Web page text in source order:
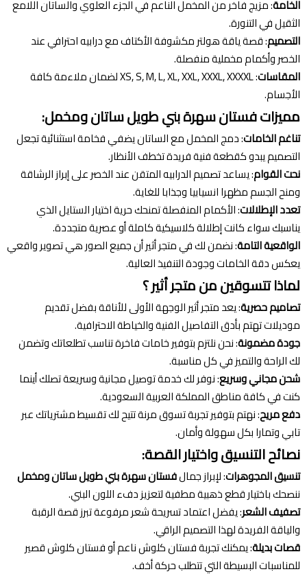
الخامة: مزيج فاخر من المخمل الناعم في الجزء العلوي والساتان اللامع
الثقيل في التنورة.
التصميم: قصة ياقة هولتر مكشوفة الأكتاف مع درابيه احترافي عند
الخصر وأكمام مخملية منفصلة.
المقاسات
: XS, S, M, L, XL, XXL, XXXL, XXXXL لضمان ملاءمة كافة
الأجسام.
مميزات فستان سهرة بني طويل ساتان ومخمل:
تناغم الخامات: دمج المخمل مع الساتان يضفي فخامة استثنائية تجعل
التصميم يبدو كقطعة فنية فريدة تخطف الأنظار.
نحت القوام: يساعد تصميم الدرابيه المتقن عند الخصر على إبراز الرشاقة
ومنح الجسم مظهرا انسيابيا وجذابا للغاية.
تعدد الإطلالات: الأكمام المنفصلة تمنحك حرية اختيار الستايل الذي
يناسبك سواء كانت إطلالة كلاسيكية كاملة أو عصرية متجددة.
الواقعية التامة: نضمن لك في متجر أثير أن جميع الصور هي تصوير واقعي
يعكس دقة الخامات وجودة التنفيذ العالية.
لماذا تتسوقين من متجر أثير ؟
تصاميم حصرية: يعد متجر أثير الوجهة الأولى للأناقة بفضل تقديم
موديلات تهتم بأدق التفاصيل الفنية والخياطة الاحترافية.
جودة مضمونة: نحن نلتزم بتوفير خامات فاخرة تناسب تطلعاتك وتضمن
لك الراحة والتميز في كل مناسبة.
شحن مجاني وسريع: نوفر لك خدمة توصيل مجانية وسريعة تصلك أينما
كنت في كافة مناطق المملكة العربية السعودية.
دفع مريح: نهتم بتوفير تجربة تسوق مرنة تتيح لك تقسيط مشترياتك عبر
تابي وتمارا بكل سهولة وأمان.
نصائح التنسيق واختيار القصة:
تنسيق المجوهرات: لإبراز جمالفستان سهرة بني طويل ساتان ومخمل
ننصحك باختيار قطع ذهبية مطفية لتعزيز دفء اللون البني.
تصفيف الشعر: يفضل اعتماد تسريحة شعر مرفوعة تبرز قصة الرقبة
والياقة الفريدة لهذا التصميم الراقي.
قصات بديلة: يمكنك تجربة فستان كلوش ناعم أو فستان كلوش قصير
للمناسبات البسيطة التي تتطلب حركة أخف.